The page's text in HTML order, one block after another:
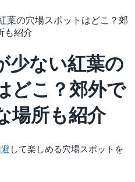
葉の穴場スポットはどこ？郊
も紹介
少ない紅葉の
どこ？郊外で
場所も紹介
して楽しめる穴場スポットを